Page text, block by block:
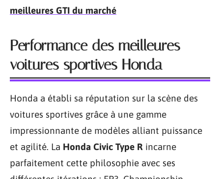
meilleures GTI du marché
Performance des meilleures
voitures sportives Honda
Honda a établi sa réputation sur la scène des
voitures sportives grâce à une gamme
impressionnante de modèles alliant puissance
et agilité. La Honda Civic Type R incarne
parfaitement cette philosophie avec ses